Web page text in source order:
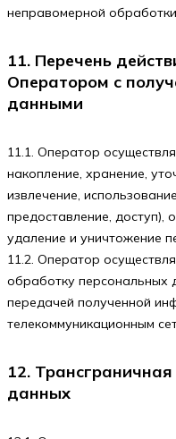
неправомерной
11. Перечень
Оператором с
данными
11.1. Оператор
накопление, хранение,
извлечение,
предоставление, доступ),
удаление и уничтожение
11.2. Оператор
обработку персональных
передачей полученной
телекоммуникационным
12.
данных